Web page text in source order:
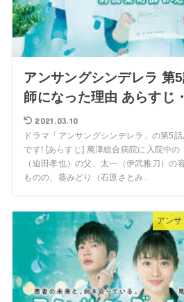
アンサングシンデレラ 第
師になった理由 あらすじ
2021.03.10
ドラマ「アンサングシンデレラ」の第5
です! [あらすじ] 萬津総合病院に入院中の
（迫田孝也）の父、太一（伊武雅刀）の
ものの、葵みどり（石原さとみ...
アン